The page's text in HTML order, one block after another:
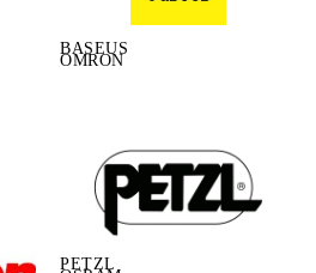
BASEUS
OMRON
PETZL